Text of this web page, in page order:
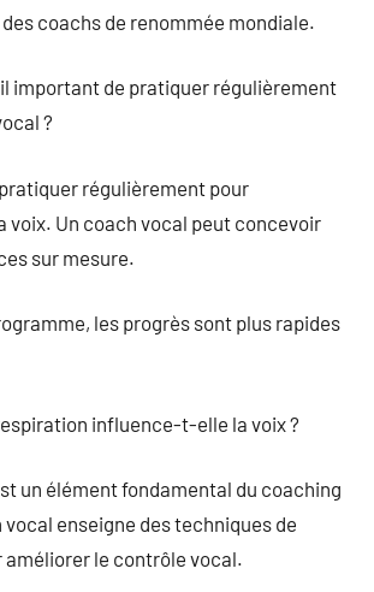
des coachs de renommée mondiale.
important de pratiquer régulièrement
?
régulièrement pour
voix. Un coach vocal peut concevoir
sur mesure.
les progrès sont plus rapides
influence-t-elle la voix ?
un élément fondamental du coaching
enseigne des techniques de
le contrôle vocal.